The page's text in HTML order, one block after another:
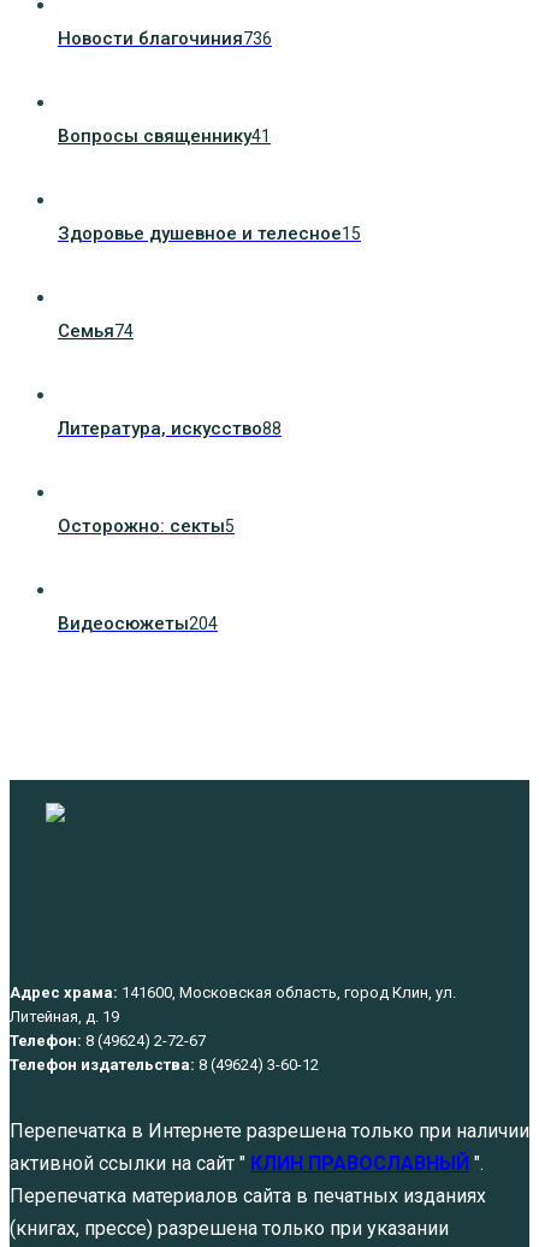
Новости благочиния736
Вопросы священнику41
Здоровье душевное и телесное15
Семья74
Литература, искуcство88
Осторожно: секты5
Видеосюжеты204
Адрес храма: 141600, Московская область, город Клин, ул.
Литейная, д. 19
Телефон: 8 (49624) 2-72-67
Телефон издательства: 8 (49624) 3-60-12
Перепечатка в Интернете разрешена только при наличии
активной ссылки на сайт " КЛИН ПРАВОСЛАВНЫЙ ".
Перепечатка материалов сайта в печатных изданиях
(книгах, прессе) разрешена только при указании